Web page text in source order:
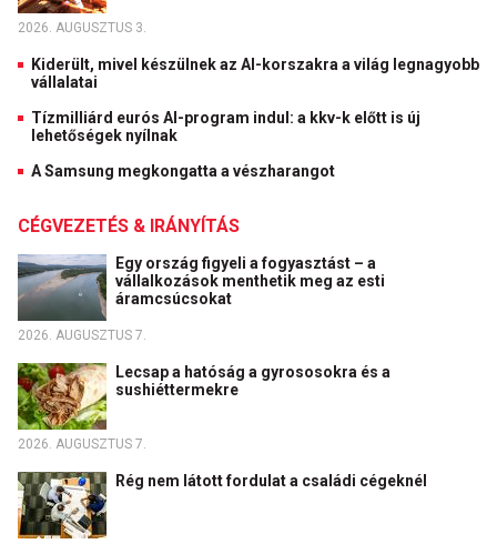
2026. AUGUSZTUS 3.
Kiderült, mivel készülnek az AI-korszakra a világ legnagyobb
vállalatai
Tízmilliárd eurós AI-program indul: a kkv-k előtt is új
lehetőségek nyílnak
A Samsung megkongatta a vészharangot
CÉGVEZETÉS & IRÁNYÍTÁS
Egy ország figyeli a fogyasztást – a
vállalkozások menthetik meg az esti
áramcsúcsokat
2026. AUGUSZTUS 7.
Lecsap a hatóság a gyrososokra és a
sushiéttermekre
2026. AUGUSZTUS 7.
Rég nem látott fordulat a családi cégeknél